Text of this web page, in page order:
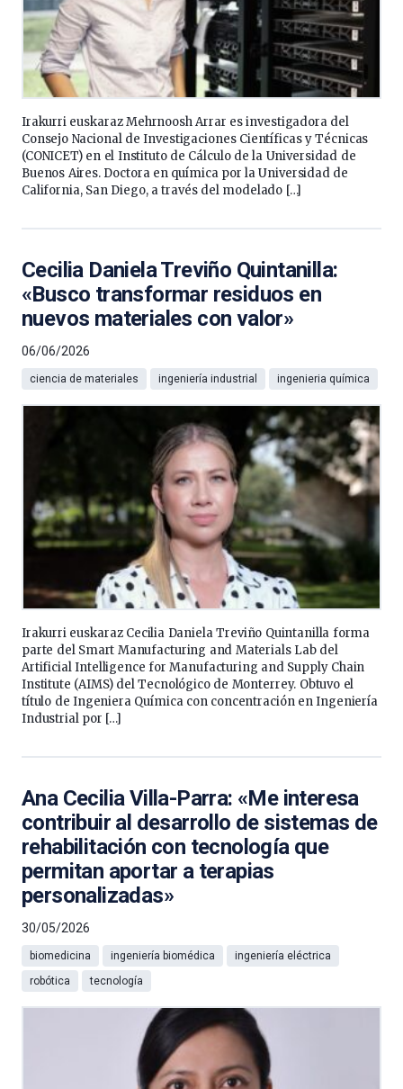
Irakurri euskaraz Mehrnoosh Arrar es investigadora del
Consejo Nacional de Investigaciones Científicas y Técnicas
(CONICET) en el Instituto de Cálculo de la Universidad de
Buenos Aires. Doctora en química por la Universidad de
California, San Diego, a través del modelado […]
Cecilia Daniela Treviño Quintanilla:
«Busco transformar residuos en
nuevos materiales con valor»
06/06/2026
ciencia de materiales ingeniería industrial ingenieria química
Irakurri euskaraz Cecilia Daniela Treviño Quintanilla forma
parte del Smart Manufacturing and Materials Lab del
Artificial Intelligence for Manufacturing and Supply Chain
Institute (AIMS) del Tecnológico de Monterrey. Obtuvo el
título de Ingeniera Química con concentración en Ingeniería
Industrial por […]
Ana Cecilia Villa-Parra: «Me interesa
contribuir al desarrollo de sistemas de
rehabilitación con tecnología que
permitan aportar a terapias
personalizadas»
30/05/2026
biomedicina ingeniería biomédica
ingeniería eléctrica
robótica
tecnología